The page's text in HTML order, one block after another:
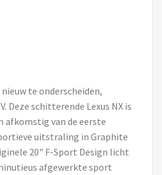
te onderscheiden,
Deze schitterende Lexus NX is
afkomstig van de eerste
uitstraling in Graphite
20" F-Sport Design licht
afgewerkte sport